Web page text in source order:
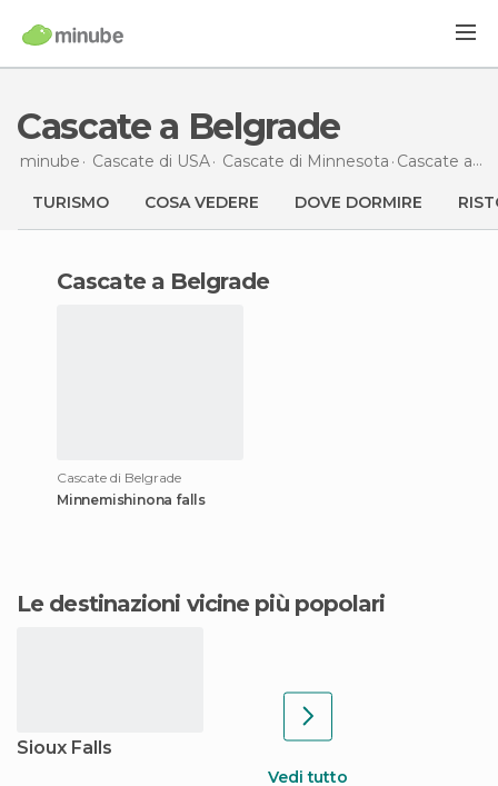
Cascate a Belgrade
minube Cascate di USA Cascate di Minnesota Cascate a Belgrade
TURISMO COSA VEDERE DOVE DORMIRE
cascate a Belgrade
Cascate di Belgrade
Minnemishinona falls
Le destinazioni vicine più popolari
Sioux Falls
Vedi tutto